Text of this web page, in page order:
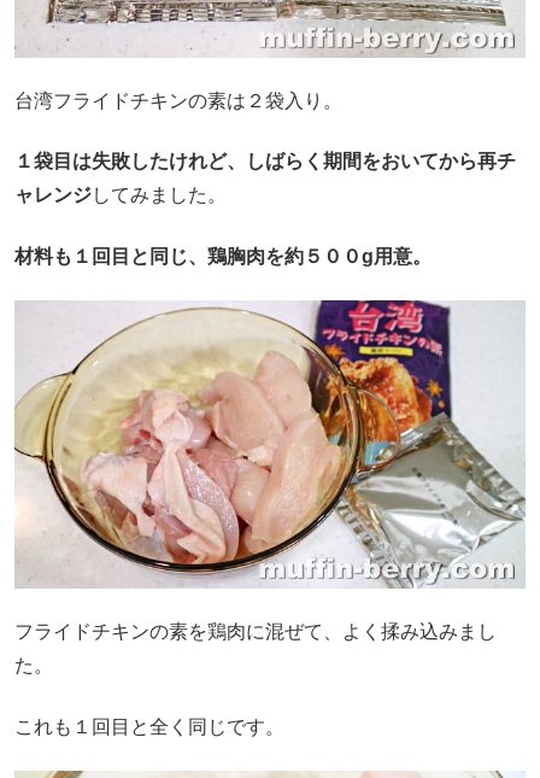
台湾フライドチキンの素は２袋入り。
１袋目は失敗したけれど、しばらく期間をおいてから再チ
ャレンジしてみました。
材料も１回目と同じ、鶏胸肉を約５００g用意。
フライドチキンの素を鶏肉に混ぜて、よく揉み込みまし
た。
これも１回目と全く同じです。